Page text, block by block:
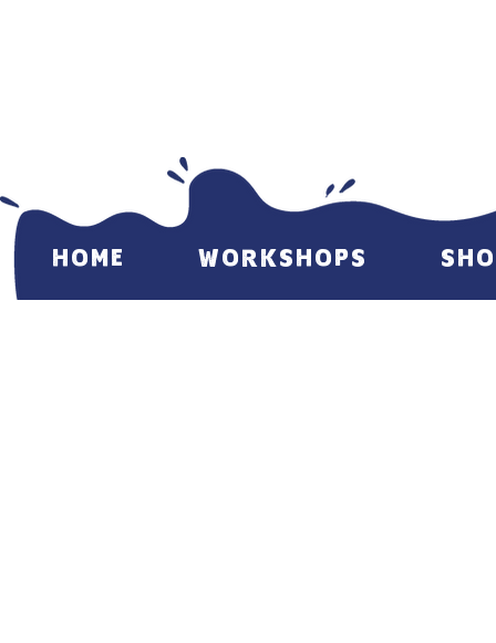
HOME WORKSHOPS